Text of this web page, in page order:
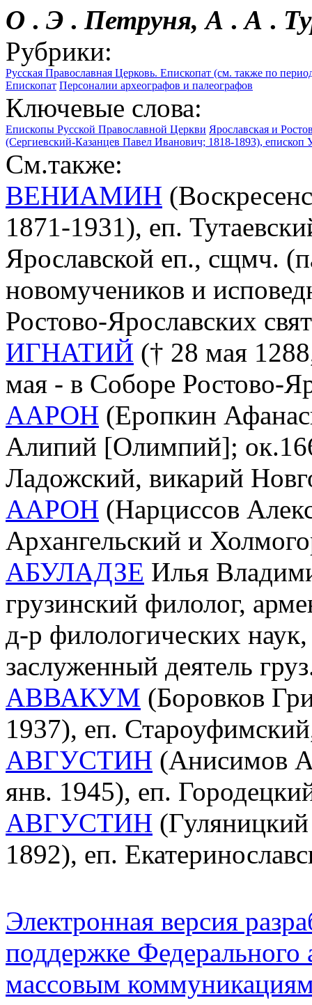
О . Э . Петруня, А .А .
Рубрики:
Русская Православная Церковь. Епископат (см. также по
Епископат Персоналии археографов и палеографов
Ключевые слова:
Епископы Русской Православной Церкви Ярославская и
(Сергиевский-Казанцев Павел Иванович; 1818-1893), епископ
См.также:
ВЕНИАМИН
1871-1931), еп.
Ярославской еп., сщмч.
новомучеников и
Ростово-Ярославских
ИГНАТИЙ († 28 мая
мая - в Соборе Ростово-
ААРОН (Еропкин
Алипий [Олимпий];
Ладожский, викарий
ААРОН (Нарциссов
Архангельский и
АБУЛАДЗЕ Илья
грузинский филолог,
д-р филологических
заслуженный деятель
АВВАКУМ (Боровков
1937), еп.
АВГУСТИН (Анисимов
янв. 1945), еп.
АВГУСТИН
1892), еп.
Электронная версия
поддержке Федерального
массовым